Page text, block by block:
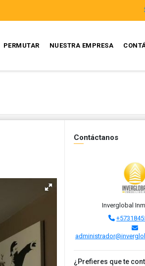
PERMUTAR NUESTRA EMPRESA
Contáctanos
Inverglobal
¿Prefieres que te